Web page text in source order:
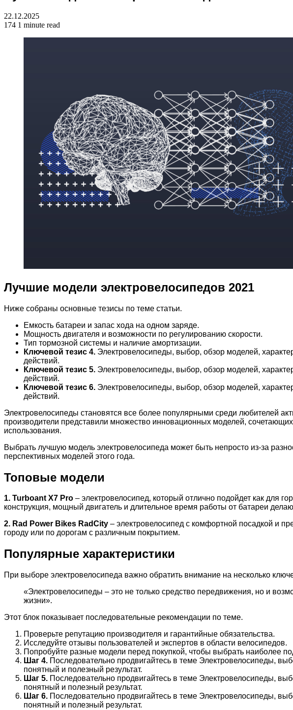
22.12.2025
174 1 minute read
Лучшие модели электровелосипедов 2021
Ниже собраны основные тезисы по теме статьи.
Емкость батареи и запас хода на одном заряде.
Мощность двигателя и возможности по регулированию скорости.
Тип тормозной системы и наличие амортизации.
Ключевой тезис 4. Электровелосипеды, выбор, обзор моделей,
действий.
Ключевой тезис 5. Электровелосипеды, выбор, обзор моделей,
действий.
Ключевой тезис 6. Электровелосипеды, выбор, обзор моделей,
действий.
Электровелосипеды становятся все более популярными среди любителей
производители представили множество инновационных моделей,
использования.
Выбрать лучшую модель электровелосипеда может быть непросто из-за
перспективных моделей этого года.
Топовые модели
1. Turboant X7 Pro – электровелосипед, который отлично подойдет как для
конструкция, мощный двигатель и длительное время работы от батареи
2. Rad Power Bikes RadCity – электровелосипед с комфортной посадкой и
городу или по дорогам с различным покрытием.
Популярные характеристики
При выборе электровелосипеда важно обратить внимание на несколько
«Электровелосипеды – это не только средство передвижения, но и
жизни».
Этот блок показывает последовательные рекомендации по теме.
Проверьте репутацию производителя и гарантийные обязательства.
Исследуйте отзывы пользователей и экспертов в области велосипедов.
Попробуйте разные модели перед покупкой, чтобы выбрать наиболее
Шаг 4. Последовательно продвигайтесь в теме Электровелосипеды,
понятный и полезный результат.
Шаг 5. Последовательно продвигайтесь в теме Электровелосипеды,
понятный и полезный результат.
Шаг 6. Последовательно продвигайтесь в теме Электровелосипеды,
понятный и полезный результат.